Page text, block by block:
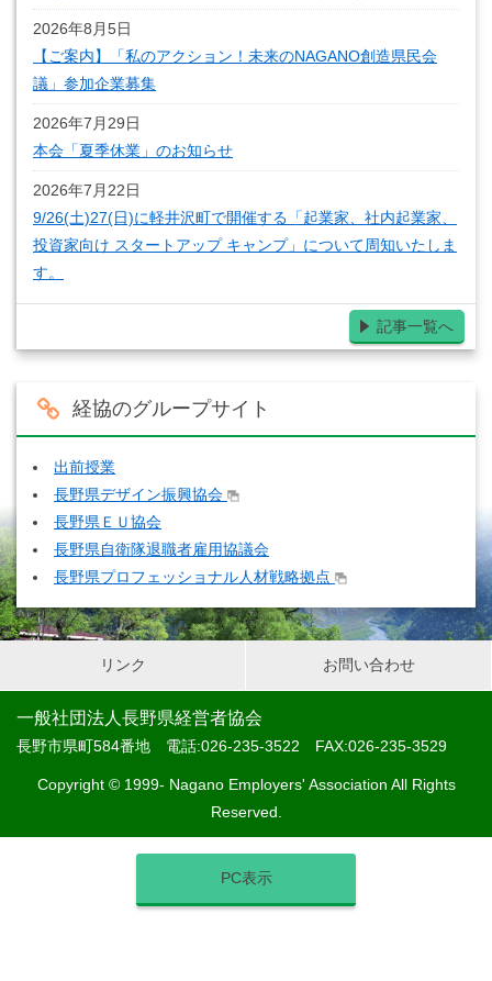
2026年8月5日
【ご案内】「私のアクション！未来のNAGANO創造県民会
議」参加企業募集
2026年7月29日
本会「夏季休業」のお知らせ
2026年7月22日
9/26(土)27(日)に軽井沢町で開催する「起業家、社内起業家、
投資家向け スタートアップ キャンプ」について周知いたしま
す。
記事一覧へ
経協のグループサイト
出前授業
長野県デザイン振興協会
長野県ＥＵ協会
長野県自衛隊退職者雇用協議会
長野県プロフェッショナル人材戦略拠点
リンク お問い合わせ
一般社団法人長野県経営者協会
長野市県町584番地 電話:026-235-3522 FAX:026-235-3529
Copyright © 1999- Nagano Employers' Association All Rights
Reserved.
PC表示